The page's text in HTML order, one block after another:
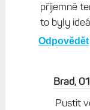
příjemně
to byly
Odpovědět
Brad,
Pustit